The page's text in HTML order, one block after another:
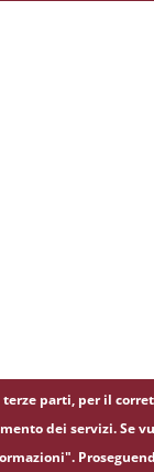
parti, per il
dei servizi. Se